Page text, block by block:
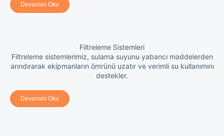
Devamını Oku
Filtreleme Sistemleri
Filtreleme sistemlerimiz, sulama suyunu yabancı maddelerden
arındırarak ekipmanların ömrünü uzatır ve verimli su kullanımını
destekler.
Devamını Oku